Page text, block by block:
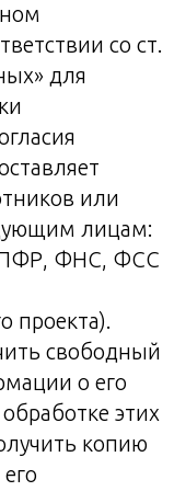
со ст.
для
или
лицам:
(ПФР, ФНС, ФСС
проекта).
свободный
о его
этих
копию